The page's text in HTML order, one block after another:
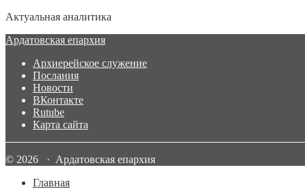
Актуальная аналитика
Ардатовская епархия
Архиерейское служение
Послания
Новости
ВКонтакте
Rutube
Карта сайта
© 2026 · Ардатовская епархия
Главная